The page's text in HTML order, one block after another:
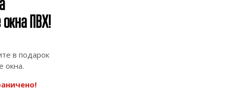
ПВХ!
в подарок
окна.